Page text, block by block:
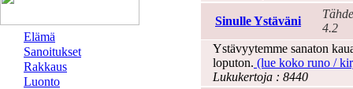
Elämä
Sanoitukset
Rakkaus
Luonto
Sinulle Ystäväni
4.2
Ystävyytemme sanaton
loputon. (lue koko runo /
Lukukertoja : 8440